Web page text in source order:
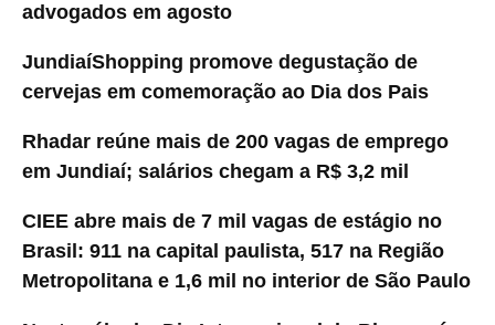
advogados em agosto
JundiaíShopping promove degustação de
cervejas em comemoração ao Dia dos Pais
Rhadar reúne mais de 200 vagas de emprego
em Jundiaí; salários chegam a R$ 3,2 mil
CIEE abre mais de 7 mil vagas de estágio no
Brasil: 911 na capital paulista, 517 na Região
Metropolitana e 1,6 mil no interior de São Paulo